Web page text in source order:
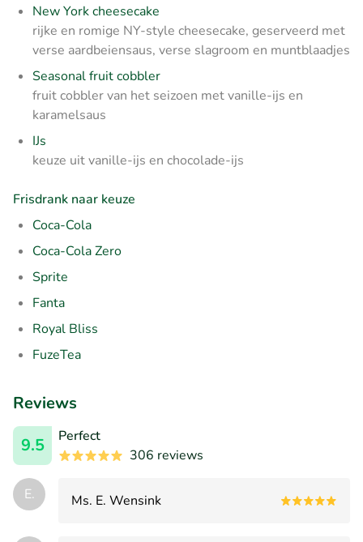
New York cheesecake
rijke en romige NY-style cheesecake, geserveerd met
verse aardbeiensaus, verse slagroom en muntblaadjes
Seasonal fruit cobbler
fruit cobbler van het seizoen met vanille-ijs en
karamelsaus
IJs
keuze uit vanille-ijs en chocolade-ijs
Frisdrank naar keuze
Coca-Cola
Coca-Cola Zero
Sprite
Fanta
Royal Bliss
FuzeTea
Reviews
9.5
Perfect
306 reviews
E. Ms. E. Wensink